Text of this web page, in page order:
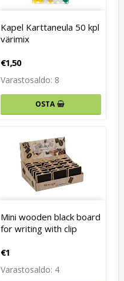
Kapel Karttaneula 50 kpl
värimix
€1,50
Varastosaldo: 8
OSTA
Mini wooden black board
for writing with clip
€1
Varastosaldo: 4